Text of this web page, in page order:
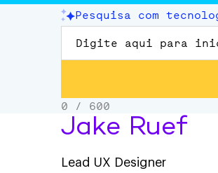
Jake Ruef
Lead UX Designer